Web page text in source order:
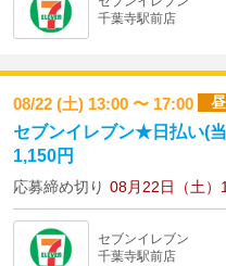
千葉寺駅前店
08/22 (土) 13:00 〜 17:00 昼
セブンイレブン★日払い(
1,150円
応募締め切り 08月22日（土）
セブンイレブン
千葉寺駅前店